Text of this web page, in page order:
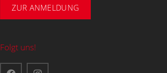
ZUR ANMELDUNG
Folgt uns!